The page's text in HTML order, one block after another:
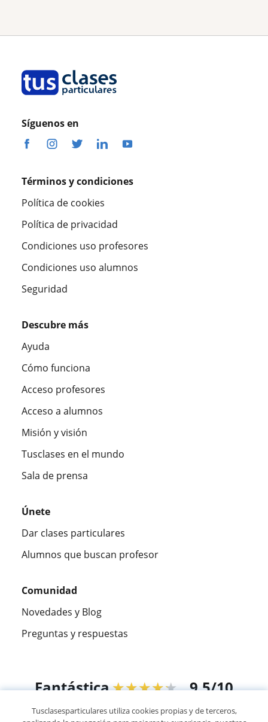
Síguenos en
Términos y condiciones
Política de cookies
Política de privacidad
Condiciones uso profesores
Condiciones uso alumnos
Seguridad
Descubre más
Ayuda
Cómo funciona
Acceso profesores
Acceso a alumnos
Misión y visión
Tusclases en el mundo
Sala de prensa
Únete
Dar clases particulares
Alumnos que buscan profesor
Comunidad
Novedades y Blog
Preguntas y respuestas
Fantástica★★★★★ 9,5/10
305883opiniones de alumnos
Tusclasesparticulares utiliza cookies propias y de terceros,